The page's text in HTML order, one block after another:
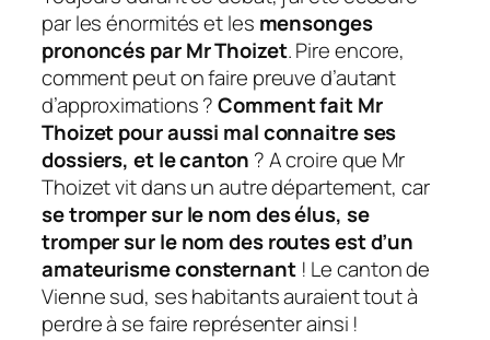
par les énormités et les mensonges
prononcés par Mr Thoizet. Pire encore,
comment peut on faire preuve d’autant
d’approximations ?Comment fait Mr
Thoizet pour aussi mal connaitre ses
dossiers, et le canton ? A croire que Mr
Thoizet vit dans un autre département, car
se tromper sur le nom des élus, se
tromper sur le nom des routes est d’un
amateurisme consternant ! Le canton de
Vienne sud, ses habitants auraient tout à
perdre à se faire représenter ainsi !